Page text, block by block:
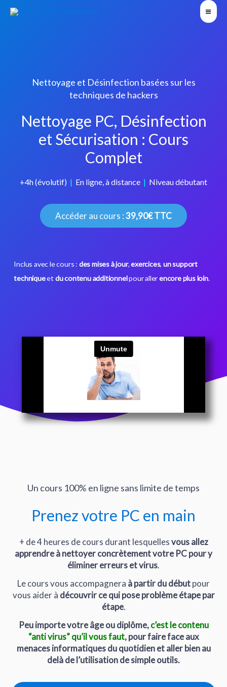
Nettoyage et Désinfection basées sur les
techniques de hackers
Nettoyage PC, Désinfection
et Sécurisation : Cours
Complet
+4h (évolutif) | En ligne, à distance | Niveau débutant
Accéder au cours :39,90€ TTC
Inclus avec le cours : des mises à jour,exercices,un support
techniqueet du contenu additionnelpour allerencore plus loin.
Un cours 100% en ligne sans limite de temps
Prenez votre PC en main
+ de 4 heures de cours durant lesquellesvous allez
apprendre à nettoyer concrètement votre PC pour y
éliminer erreurs et virus.
Le cours vous accompagnera à partir du débutpour
vous aider à découvrir ce qui pose problème étape par
étape.
Peu importe votre âge ou diplôme,c’est le contenu
“anti virus” qu’il vous faut, pour faire face aux
menaces informatiques du quotidien et aller bien au
delà de l’utilisation de simple outils.